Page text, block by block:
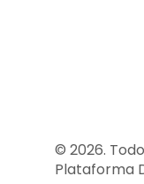
© 2026.
Plataforma